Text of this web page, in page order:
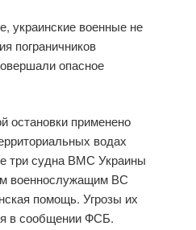
украинские военные не
пограничников
опасное
остановки применено
водах
три судна ВМС Украины
военнослужащим ВС
помощь. Угрозы их
в сообщении ФСБ.